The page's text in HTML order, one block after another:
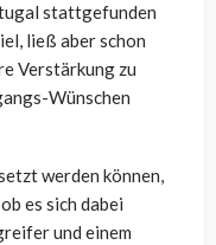
stattgefunden
ließ aber schon
Verstärkung zu
Wünschen
werden können,
es sich dabei
und einem